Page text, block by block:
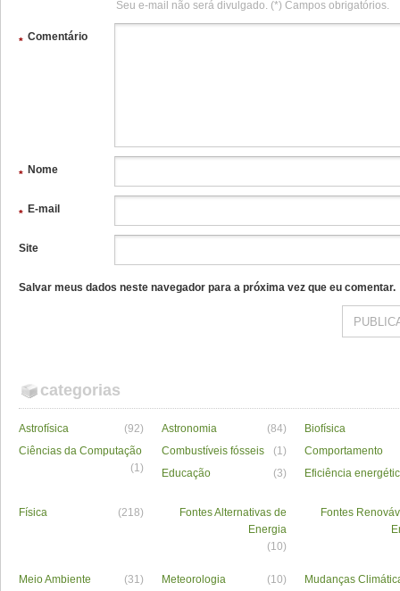
Seu e-mail não será divulgado. (*) Campos obrigatórios.
Comentário
*
Nome
*
E-mail
*
Site
Salvar meus dados neste navegador para a próxima vez que eu comentar.
categorias
Astrofísica (92) Astronomia (84)
Biofísica
Ciências da Computação
(1)
Combustíveis fósseis (1)
Comportamento
Educação
(3) Eficiência
Física (218)
Fontes Alternativas de
Energia
(10)
Fontes
Meio Ambiente (31) Meteorologia (10)
Mudanças